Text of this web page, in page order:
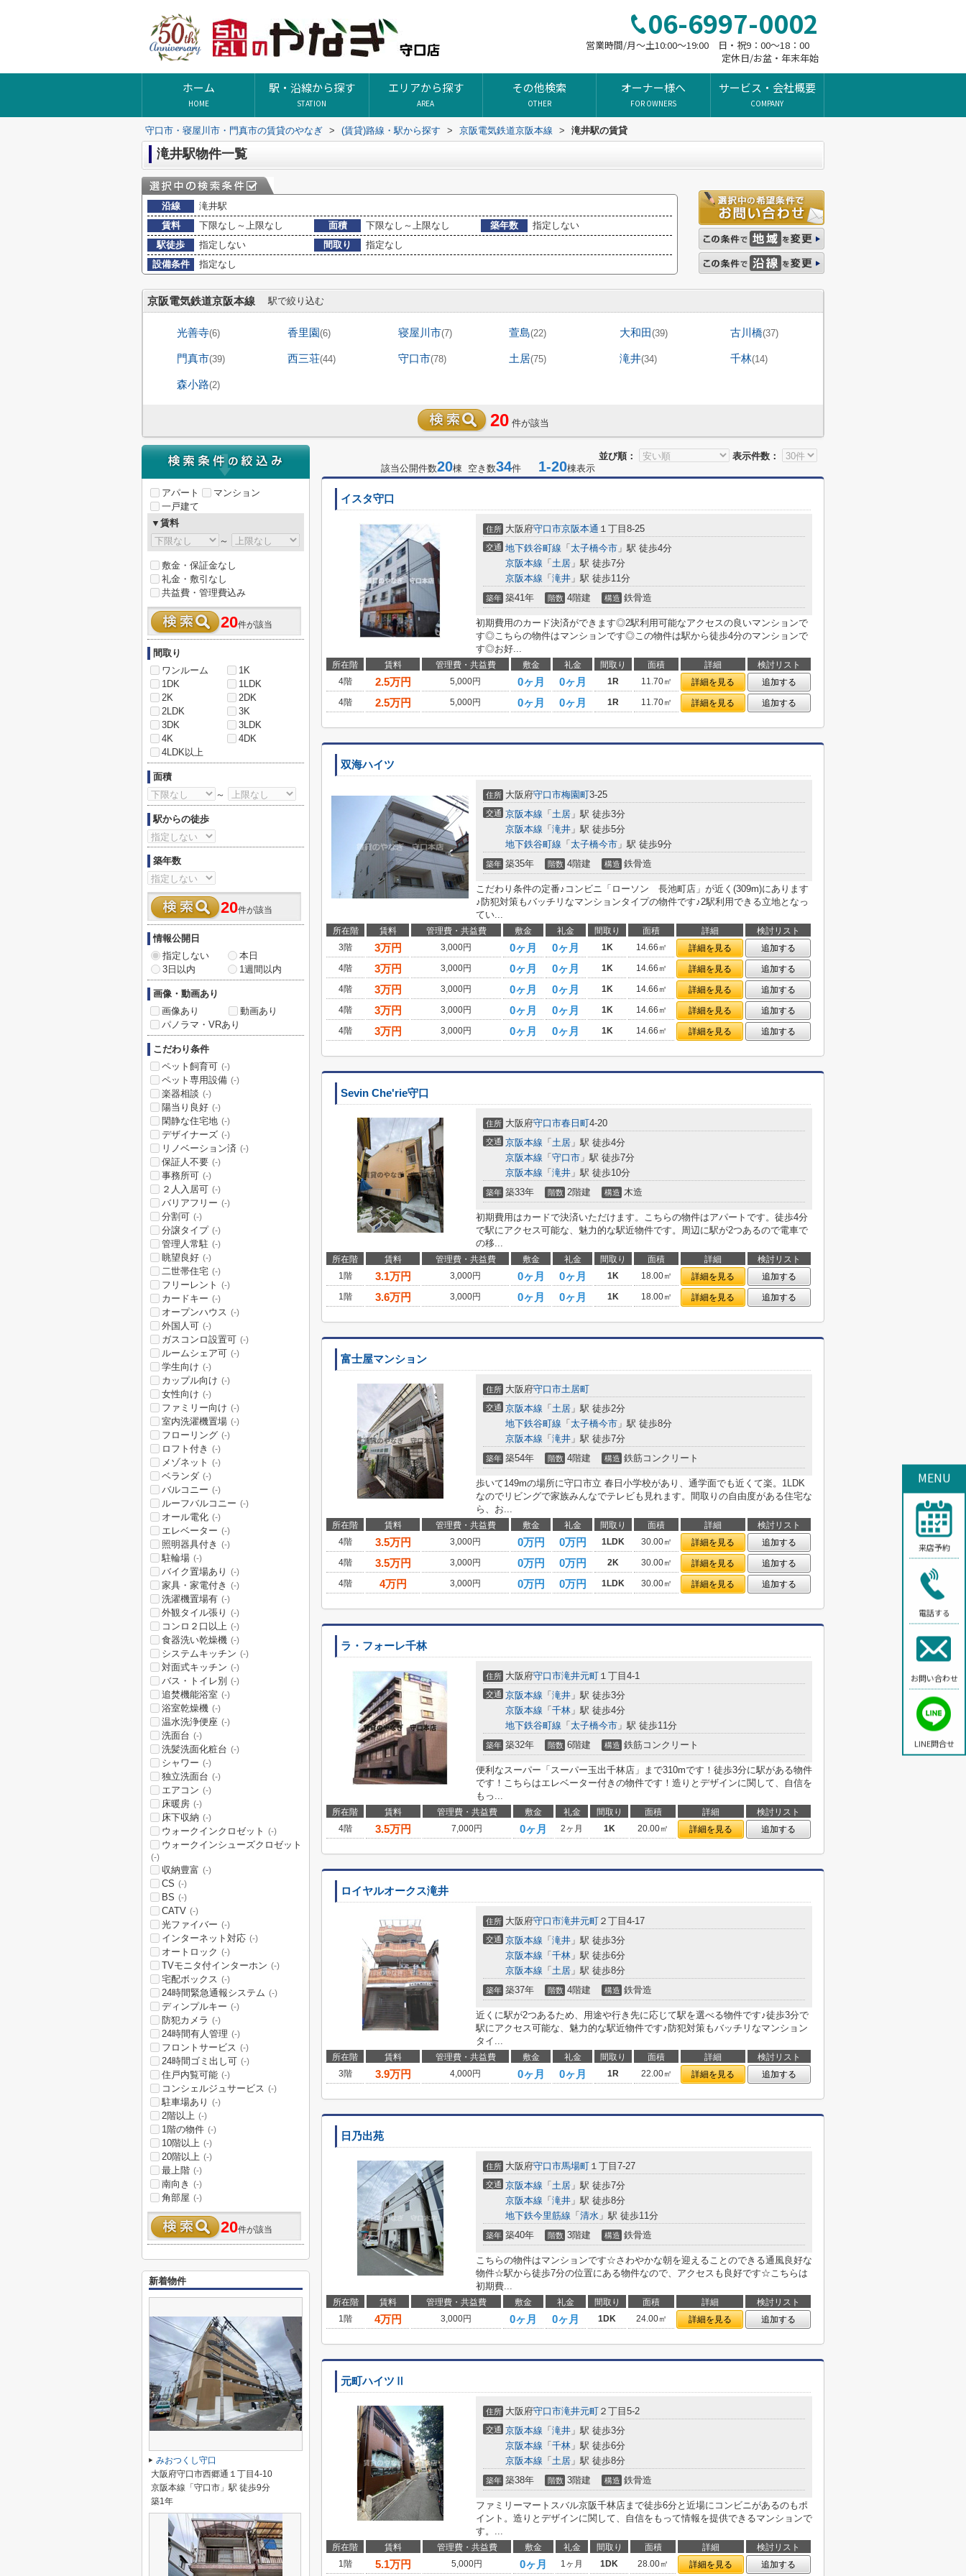
06-6997-0002
営業時間/月～土10:00～19:00 日・祝9：00～18：00
定休日/お盆・年末年始
ホーム
HOME
駅・沿線から探す
STATION
エリアから探す
AREA
その他検索
OTHER
オーナー様へ
FOR OWNERS
サービス・会社概要
COMPANY
守口市・寝屋川市・門真市の賃貸のやなぎ > (賃貸)路線・駅から探す > 京阪電気鉄道京阪本線 > 滝井駅の賃貸
滝井駅物件一覧
沿線
滝井駅
賃料
下限なし～上限なし 面積 下限なし～上限なし 築年数
指定しない
駅徒歩
指定しない 間取り
指定なし
設備条件
指定なし
京阪電気鉄道京阪本線 駅で絞り込む
光善寺(6) 香里園(6) 寝屋川市(7) 萱島(22) 大和田(39) 古川橋(37)
門真市(39) 西三荘(44) 守口市(78) 土居(75) 滝井(34) 千林(14)
森小路(2)
20 件が該当
並び順：
表示件数：
該当公開件数20棟 空き数34件 1-20棟表示
イスタ守口
住所 大阪府守口市京阪本通 １丁目8-25
交通 地下鉄谷町線 「 太子橋今市 」駅 徒歩4分
京阪本線 「 土居 」駅 徒歩7分
京阪本線 「 滝井 」駅 徒歩11分
築年 築41年 階数 4階建 構造 鉄骨造
初期費用のカード決済ができます◎2駅利用可能なアクセスの良いマンションで
す◎こちらの物件はマンションです◎この物件は駅から徒歩4分のマンションで
す◎お好...
所在階 賃料 管理費・共益費 敷金 礼金 間取り 面積 詳細
検討リスト
4階
2.5万円 5,000円 0ヶ月 0ヶ月 1R 11.70㎡ 詳細を見る
追加する
4階
2.5万円 5,000円 0ヶ月 0ヶ月 1R 11.70㎡ 詳細を見る 追加する
双海ハイツ
住所 大阪府守口市梅園町3-25
交通 京阪本線 「 土居 」駅 徒歩3分
京阪本線 「 滝井 」駅 徒歩5分
地下鉄谷町線 「 太子橋今市 」駅 徒歩9分
築年 築35年 階数 4階建 構造 鉄骨造
こだわり条件の定番♪コンビニ「ローソン 長池町店」が近く(309m)にあります
♪防犯対策もバッチリなマンションタイプの物件です♪2駅利用できる立地となっ
てい...
所在階 賃料 管理費・共益費 敷金 礼金 間取り 面積 詳細
検討リスト
3階
3万円 3,000円 0ヶ月 0ヶ月 1K 14.66㎡ 詳細を見る
追加する
4階
3万円 3,000円 0ヶ月 0ヶ月 1K 14.66㎡ 詳細を見る
追加する
4階
3万円 3,000円 0ヶ月 0ヶ月 1K 14.66㎡ 詳細を見る
追加する
4階
3万円 3,000円 0ヶ月 0ヶ月 1K 14.66㎡ 詳細を見る
追加する
4階
3万円 3,000円 0ヶ月 0ヶ月 1K 14.66㎡ 詳細を見る 追加する
Sevin Che'rie守口
住所 大阪府守口市春日町4-20
交通 京阪本線 「 土居 」駅 徒歩4分
京阪本線 「 守口市 」駅 徒歩7分
京阪本線 「 滝井 」駅 徒歩10分
築年 築33年 階数 2階建 構造 木造
初期費用はカードで決済いただけます。こちらの物件はアパートです。徒歩4分
で駅にアクセス可能な、魅力的な駅近物件です。周辺に駅が2つあるので電車で
の移...
所在階 賃料 管理費・共益費 敷金 礼金 間取り 面積 詳細
検討リスト
1階
3.1万円 3,000円 0ヶ月 0ヶ月 1K 18.00㎡ 詳細を見る
追加する
1階
3.6万円 3,000円 0ヶ月 0ヶ月 1K 18.00㎡ 詳細を見る 追加する
富士屋マンション
住所 大阪府守口市土居町
交通 京阪本線 「 土居 」駅 徒歩2分
地下鉄谷町線 「 太子橋今市 」駅 徒歩8分
京阪本線 「 滝井 」駅 徒歩7分
築年 築54年 階数 4階建 構造 鉄筋コンクリート
歩いて149mの場所に守口市立 春日小学校があり、通学面でも近くて楽。1LDK
なのでリビングで家族みんなでテレビも見れます。間取りの自由度がある住宅な
ら、お...
所在階 賃料 管理費・共益費 敷金 礼金 間取り 面積 詳細
検討リスト
4階
3.5万円 3,000円 0万円 0万円 1LDK 30.00㎡ 詳細を見る
追加する
4階
3.5万円 3,000円 0万円 0万円 2K 30.00㎡ 詳細を見る
追加する
4階
4万円 3,000円 0万円 0万円 1LDK 30.00㎡ 詳細を見る 追加する
ラ・フォーレ千林
住所 大阪府守口市滝井元町 １丁目4-1
交通 京阪本線 「 滝井 」駅 徒歩3分
京阪本線 「 千林 」駅 徒歩4分
地下鉄谷町線 「 太子橋今市 」駅 徒歩11分
築年 築32年 階数 6階建 構造 鉄筋コンクリート
便利なスーパー「スーパー玉出千林店」まで310mです！徒歩3分に駅がある物件
です！こちらはエレベーター付きの物件です！造りとデザインに関して、自信を
もっ...
所在階 賃料 管理費・共益費 敷金 礼金 間取り 面積 詳細
検討リスト
4階
3.5万円 7,000円 0ヶ月 2ヶ月 1K 20.00㎡ 詳細を見る 追加する
ロイヤルオークス滝井
住所 大阪府守口市滝井元町 ２丁目4-17
交通 京阪本線 「 滝井 」駅 徒歩3分
京阪本線 「 千林 」駅 徒歩6分
京阪本線 「 土居 」駅 徒歩8分
築年 築37年 階数 4階建 構造 鉄骨造
近くに駅が2つあるため、用途や行き先に応じて駅を選べる物件です♪徒歩3分で
駅にアクセス可能な、魅力的な駅近物件です♪防犯対策もバッチリなマンション
タイ...
所在階 賃料 管理費・共益費 敷金 礼金 間取り 面積 詳細
検討リスト
3階
3.9万円 4,000円 0ヶ月 0ヶ月 1R 22.00㎡ 詳細を見る 追加する
日乃出苑
住所 大阪府守口市馬場町 １丁目7-27
交通 京阪本線 「 土居 」駅 徒歩7分
京阪本線 「 滝井 」駅 徒歩8分
地下鉄今里筋線 「 清水 」駅 徒歩11分
築年 築40年 階数 3階建 構造 鉄骨造
こちらの物件はマンションです☆さわやかな朝を迎えることのできる通風良好な
物件☆駅から徒歩7分の位置にある物件なので、アクセスも良好です☆こちらは
初期費...
所在階 賃料 管理費・共益費 敷金 礼金 間取り 面積 詳細
検討リスト
1階
4万円 3,000円 0ヶ月 0ヶ月 1DK 24.00㎡ 詳細を見る 追加する
元町ハイツⅡ
住所 大阪府守口市滝井元町 ２丁目5-2
交通 京阪本線 「 滝井 」駅 徒歩3分
京阪本線 「 千林 」駅 徒歩6分
京阪本線 「 土居 」駅 徒歩8分
築年 築38年 階数 3階建 構造 鉄骨造
ファミリーマートスバル京阪千林店まで徒歩6分と近場にコンビニがあるのもポ
イント。造りとデザインに関して、自信をもって情報を提供できるマンションで
す。...
所在階 賃料 管理費・共益費 敷金 礼金 間取り 面積 詳細
検討リスト
1階
5.1万円 5,000円 0ヶ月 1ヶ月 1DK 28.00㎡ 詳細を見る 追加する
アパート
マンション
一戸建て
▼賃料
～
敷金・保証金なし
礼金・敷引なし
共益費・管理費込み
20件が該当
間取り
ワンルーム
1K
1DK
1LDK
2K
2DK
2LDK
3K
3DK
3LDK
4K
4DK
4LDK以上
面積
～
駅からの徒歩
築年数
20件が該当
情報公開日
指定しない
本日
3日以内
1週間以内
画像・動画あり
画像あり
動画あり
パノラマ・VRあり
こだわり条件
ペット飼育可 (-)
ペット専用設備 (-)
楽器相談 (-)
陽当り良好 (-)
閑静な住宅地 (-)
デザイナーズ (-)
リノベーション済 (-)
保証人不要 (-)
事務所可 (-)
２人入居可 (-)
バリアフリー (-)
分割可 (-)
分譲タイプ (-)
管理人常駐 (-)
眺望良好 (-)
二世帯住宅 (-)
フリーレント (-)
カードキー (-)
オープンハウス (-)
外国人可 (-)
ガスコンロ設置可 (-)
ルームシェア可 (-)
学生向け (-)
カップル向け (-)
女性向け (-)
ファミリー向け (-)
室内洗濯機置場 (-)
フローリング (-)
ロフト付き (-)
メゾネット (-)
ベランダ (-)
バルコニー (-)
ルーフバルコニー (-)
オール電化 (-)
エレベーター (-)
照明器具付き (-)
駐輪場 (-)
バイク置場あり (-)
家具・家電付き (-)
洗濯機置場有 (-)
外観タイル張り (-)
コンロ２口以上 (-)
食器洗い乾燥機 (-)
システムキッチン (-)
対面式キッチン (-)
バス・トイレ別 (-)
追焚機能浴室 (-)
浴室乾燥機 (-)
温水洗浄便座 (-)
洗面台 (-)
洗髪洗面化粧台 (-)
シャワー (-)
独立洗面台 (-)
エアコン (-)
床暖房 (-)
床下収納 (-)
ウォークインクロゼット (-)
ウォークインシューズクロゼット
(-)
収納豊富 (-)
CS (-)
BS (-)
CATV (-)
光ファイバー (-)
インターネット対応 (-)
オートロック (-)
TVモニタ付インターホン (-)
宅配ボックス (-)
24時間緊急通報システム (-)
ディンプルキー (-)
防犯カメラ (-)
24時間有人管理 (-)
フロントサービス (-)
24時間ゴミ出し可 (-)
住戸内覧可能 (-)
コンシェルジュサービス (-)
駐車場あり (-)
2階以上 (-)
1階の物件 (-)
10階以上 (-)
20階以上 (-)
最上階 (-)
南向き (-)
角部屋 (-)
20件が該当
新着物件
みおつくし守口
大阪府守口市西郷通１丁目4-10
京阪本線「守口市」駅 徒歩9分
築1年
MENU
来店予約
電話する
お問い合わせ
LINE問合せ